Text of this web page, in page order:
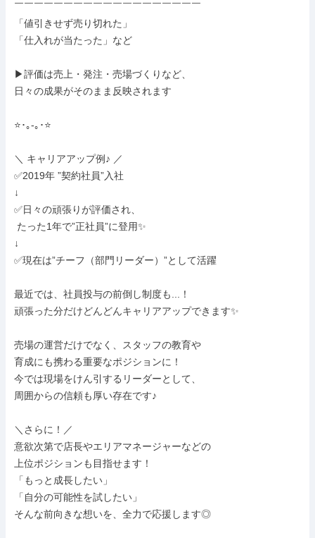
￣￣￣￣￣￣￣￣￣￣￣￣￣￣￣￣￣￣￣
「値引きせず売り切れた」
「仕入れが当たった」など
▶評価は売上・発注・売場づくりなど、
日々の成果がそのまま反映されます
⭐･｡-｡･⭐
＼ キャリアアップ例♪ ／
✅2019年 ”契約社員”入社
↓
✅日々の頑張りが評価され、
↓
✅現在は”チーフ（部門リーダー）”として活躍
最近では、社員投与の前倒し制度も...！
頑張った分だけどんどんキャリアアップできます✨
売場の運営だけでなく、スタッフの教育や
育成にも携わる重要なポジションに！
今では現場をけん引するリーダーとして、
周囲からの信頼も厚い存在です♪
＼さらに！／
意欲次第で店長やエリアマネージャーなどの
上位ポジションも目指せます！
「もっと成長したい」
「自分の可能性を試したい」
そんな前向きな想いを、全力で応援します◎